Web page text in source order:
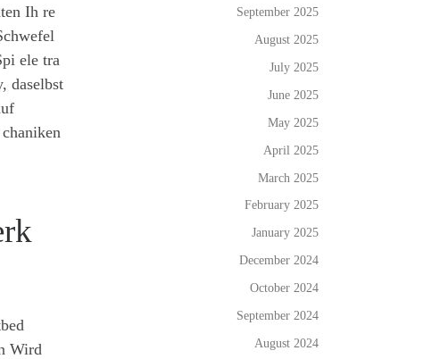
Ih re
ele tra
daselbst
Wird
September 2025
August 2025
July 2025
June 2025
May 2025
April 2025
March 2025
February 2025
January 2025
December 2024
October 2024
September 2024
August 2024